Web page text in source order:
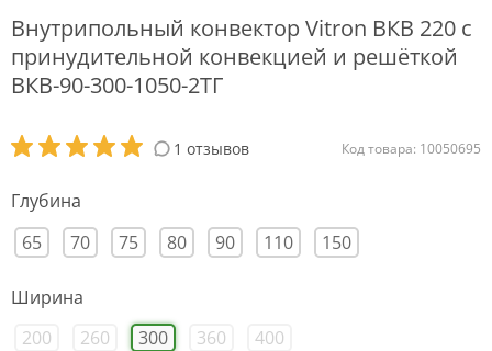
Внутрипольный конвектор Vitron ВКВ 220 с
принудительной конвекцией и решёткой
ВКВ-90-300-1050-2ТГ
1 отзывов Код товара: 10050695
Глубина
65
70 75 80 90 110 150
Ширина
200
260 300 360 400